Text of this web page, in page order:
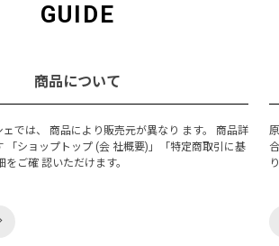
GUIDE
商品について
では、 商品により販売元が異なり ます。 商品詳
「ショップトップ (会 社概要)」「特定商取引に基
ご確 認いただけます。